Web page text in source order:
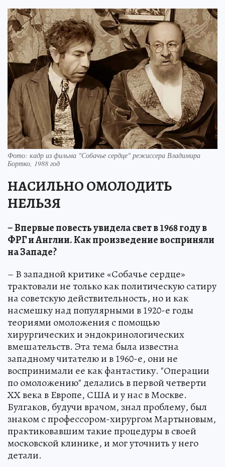
Фото: кадр из фильма "Собачье сердце" режиссера Владимира
Бортко, 1988 год
НАСИЛЬНО ОМОЛОДИТЬ
НЕЛЬЗЯ
– Впервые повесть увидела свет в 1968 году в
ФРГ и Англии. Как произведение восприняли
на Западе?
– В западной критике «Собачье сердце»
трактовали не только как политическую сатиру
на советскую действительность, но и как
насмешку над популярными в 1920-е годы
теориями омоложения с помощью
хирургических и эндокринологических
вмешательств. Эта тема была известна
западному читателю и в 1960-е, они не
воспринимали ее как фантастику. "Операции
по омоложению" делались в первой четверти
ХХ века в Европе, США и у нас в Москве.
Булгаков, будучи врачом, знал проблему, был
знаком с профессором-хирургом Мартыновым,
практиковавшим такие процедуры в своей
московской клинике, и мог уточнить у него
детали.